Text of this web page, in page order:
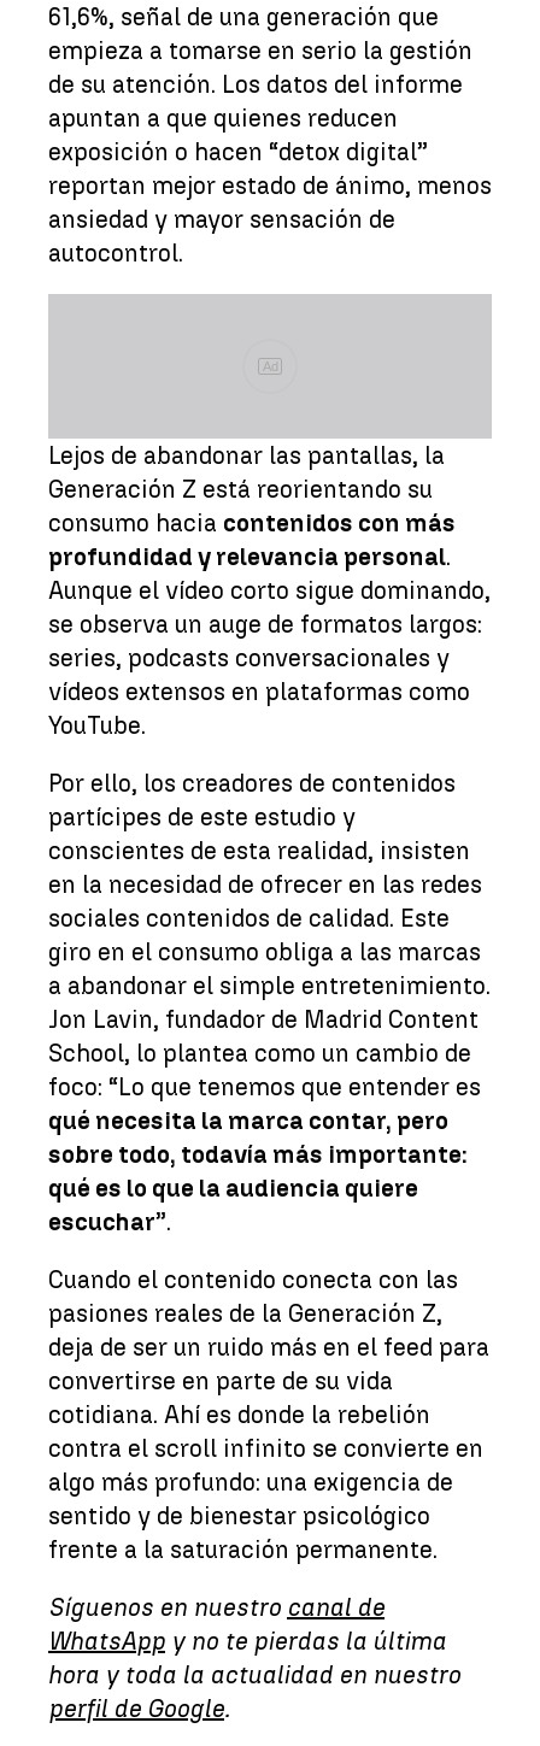
61,6%, señal de una generación que
empieza a tomarse en serio la gestión
de su atención. Los datos del informe
apuntan a que quienes reducen
exposición o hacen “detox digital”
reportan mejor estado de ánimo, menos
ansiedad y mayor sensación de
autocontrol.
Ad
Lejos de abandonar las pantallas, la
Generación Z está reorientando su
consumo hacia contenidos con más
profundidad y relevancia personal.
Aunque el vídeo corto sigue dominando,
se observa un auge de formatos largos:
series, podcasts conversacionales y
vídeos extensos en plataformas como
YouTube.
Por ello, los creadores de contenidos
partícipes de este estudio y
conscientes de esta realidad, insisten
en la necesidad de ofrecer en las redes
sociales contenidos de calidad. Este
giro en el consumo obliga a las marcas
a abandonar el simple entretenimiento.
Jon Lavin, fundador de Madrid Content
School, lo plantea como un cambio de
foco: “Lo que tenemos que entender es
qué necesita la marca contar, pero
sobre todo, todavía más importante:
qué es lo que la audiencia quiere
escuchar”.
​Cuando el contenido conecta con las
pasiones reales de la Generación Z,
deja de ser un ruido más en el feed para
convertirse en parte de su vida
cotidiana. Ahí es donde la rebelión
contra el scroll infinito se convierte en
algo más profundo: una exigencia de
sentido y de bienestar psicológico
frente a la saturación permanente.
Síguenos en nuestro canal de
WhatsApp y no te pierdas la última
hora y toda la actualidad en nuestro
perfil de Google.